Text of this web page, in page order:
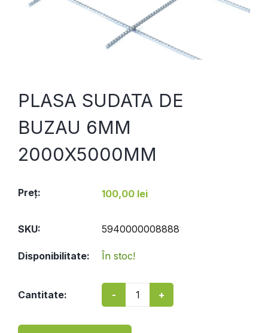
PLASA SUDATA DE
BUZAU 6MM
2000X5000MM
Preţ: 100,00 lei
SKU: 5940000008888
Disponibilitate: În stoc!
Cantitate: - +